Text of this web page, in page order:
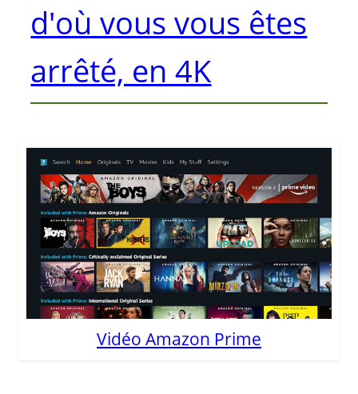
d'où vous vous êtes
arrêté, en 4K
Vidéo Amazon Prime